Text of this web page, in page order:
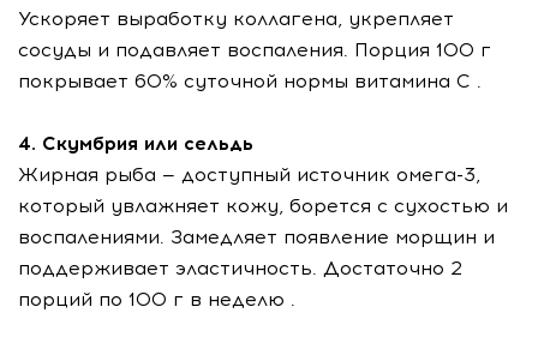
Ускоряет выработку коллагена, укрепляет
сосуды и подавляет воспаления. Порция 100 г
покрывает 60% суточной нормы витамина С .
4. Скумбрия или сельдь
Жирная рыба — доступный источник омега-3,
который увлажняет кожу, борется с сухостью и
воспалениями. Замедляет появление морщин и
поддерживает эластичность. Достаточно 2
порций по 100 г в неделю .